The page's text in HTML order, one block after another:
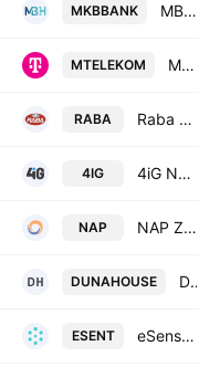
MKBBANK MBH Bank Plc. Class A
MTELEKOM Magyar Telekom Telecommunications PLC
RABA Raba Automotive Group Nyrt.
4IG 4iG Nyrt.
NAP NAP Zrt.
DUNAHOUSE DH Group Nyilvanosan Mukodo Reszvenytarsasag
ESENT eSense Human Resources Szolgaltato Nyilvanosan Mukodo Reszvenytarsasag